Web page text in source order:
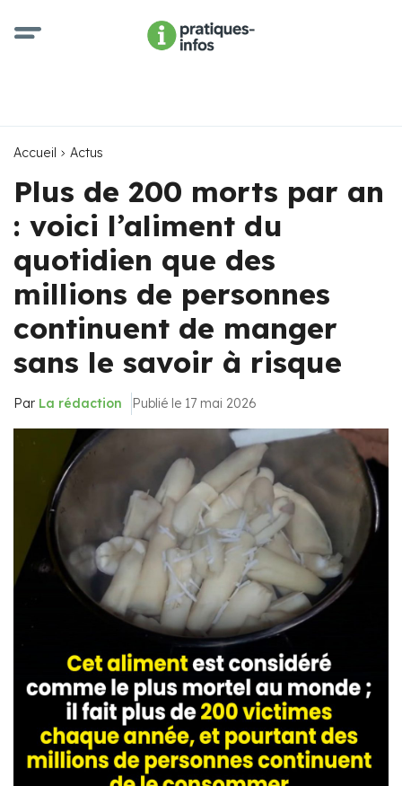
Accueil Actus
Plus de 200 morts par an
: voici l’aliment du
quotidien que des
millions de personnes
continuent de manger
sans le savoir à risque
Par La rédaction Publié le 17 mai 2026